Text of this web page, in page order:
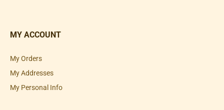
MY ACCOUNT
My Orders
My Addresses
My Personal Info